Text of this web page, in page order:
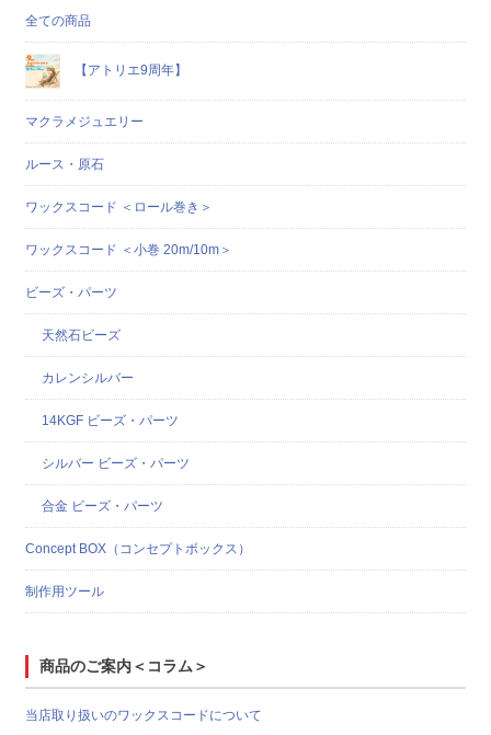
全ての商品
【アトリエ9周年】
マクラメジュエリー
ルース・原石
ワックスコード ＜ロール巻き＞
ワックスコード ＜小巻 20m/10m＞
ビーズ・パーツ
天然石ビーズ
カレンシルバー
14KGF ビーズ・パーツ
シルバー ビーズ・パーツ
合金 ビーズ・パーツ
Concept BOX（コンセプトボックス）
制作用ツール
商品のご案内＜コラム＞
当店取り扱いのワックスコードについて